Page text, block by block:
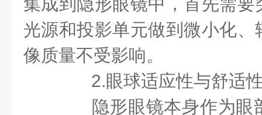
光源和投影单元做到微小化
像质量不受影响。
2.眼球适应性与舒适
隐形眼镜本身作为眼